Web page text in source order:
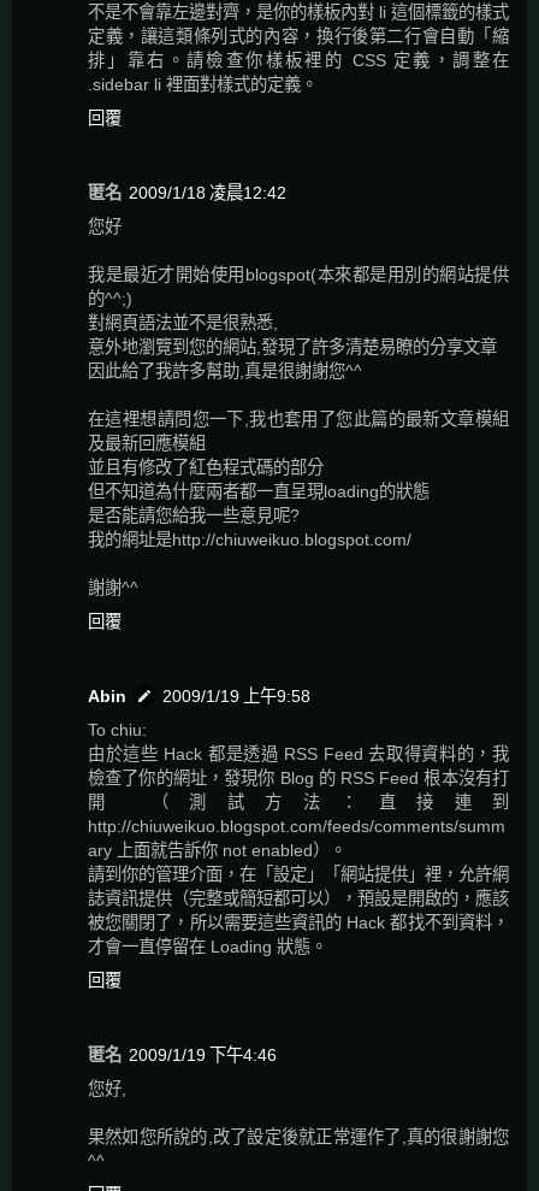
不是不會靠左邊對齊，是你的樣板內對 li 這個標籤的樣式
定義，讓這類條列式的內容，換行後第二行會自動「縮
排」靠右。請檢查你樣板裡的 CSS 定義，調整在
.sidebar li 裡面對樣式的定義。
回覆
匿名 2009/1/18 凌晨12:42
您好
我是最近才開始使用blogspot(本來都是用別的網站提供
的^^;)
對網頁語法並不是很熟悉,
意外地瀏覽到您的網站,發現了許多清楚易瞭的分享文章
因此給了我許多幫助,真是很謝謝您^^
在這裡想請問您一下,我也套用了您此篇的最新文章模組
及最新回應模組
並且有修改了紅色程式碼的部分
但不知道為什麼兩者都一直呈現loading的狀態
是否能請您給我一些意見呢?
我的網址是http://chiuweikuo.blogspot.com/
謝謝^^
回覆
Abin
2009/1/19 上午9:58
To chiu:
由於這些 Hack 都是透過 RSS Feed 去取得資料的，我
檢查了你的網址，發現你 Blog 的 RSS Feed 根本沒有打
開 （測試方法：直接連到
http://chiuweikuo.blogspot.com/feeds/comments/summ
ary 上面就告訴你 not enabled）。
請到你的管理介面，在「設定」「網站提供」裡，允許網
誌資訊提供（完整或簡短都可以），預設是開啟的，應該
被您關閉了，所以需要這些資訊的 Hack 都找不到資料，
才會一直停留在 Loading 狀態。
回覆
匿名 2009/1/19 下午4:46
您好,
果然如您所說的,改了設定後就正常運作了,真的很謝謝您
^^